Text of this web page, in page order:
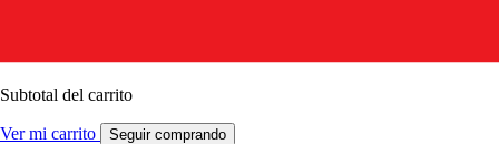
Subtotal del carrito
Ver mi carrito Seguir comprando